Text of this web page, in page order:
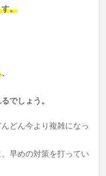
。
、
でしょう。
どん今より複雑になっ
早めの対策を打ってい